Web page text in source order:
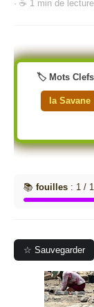
· ☕ 1 min de lecture
🏷️ Mots
la Savane
📚 fouilles : 1 /
☆ Sauvegarder